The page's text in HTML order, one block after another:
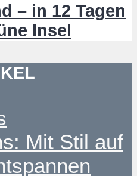
– in 12 Tagen
Insel
Mit Stil auf